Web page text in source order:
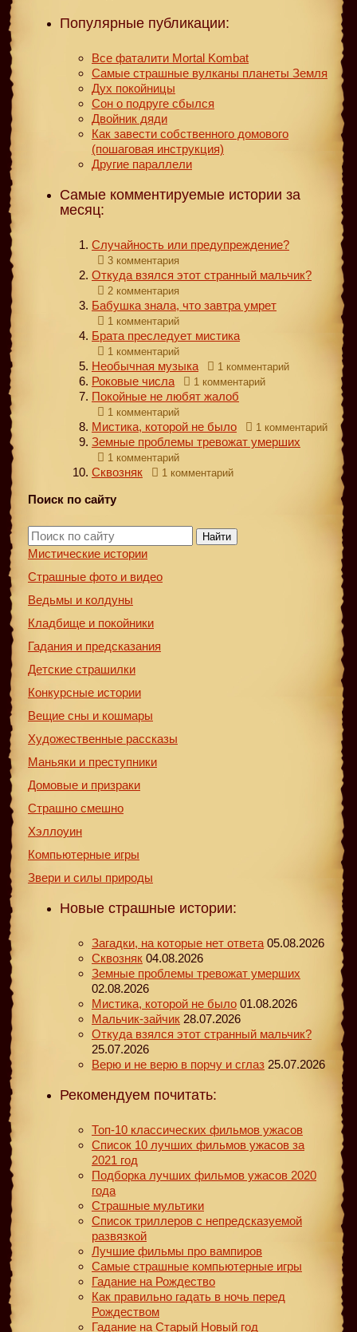
Популярные публикации:
Все фаталити Mortal Kombat
Самые страшные вулканы планеты Земля
Дух покойницы
Сон о подруге сбылся
Двойник дяди
Как завести собственного домового
(пошаговая инструкция)
Другие параллели
Самые комментируемые истории за
месяц:
Случайность или предупреждение?
3 комментария
Откуда взялся этот странный мальчик?
2 комментария
Бабушка знала, что завтра умрет
1 комментарий
Брата преследует мистика
1 комментарий
Необычная музыка 1 комментарий
Роковые числа 1 комментарий
Покойные не любят жалоб
1 комментарий
Мистика, которой не было 1 комментарий
Земные проблемы тревожат умерших
1 комментарий
Сквозняк 1 комментарий
Поиск по сайту
Найти
Мистические истории
Страшные фото и видео
Ведьмы и колдуны
Кладбище и покойники
Гадания и предсказания
Детские страшилки
Конкурсные истории
Вещие сны и кошмары
Художественные рассказы
Маньяки и преступники
Домовые и призраки
Страшно смешно
Хэллоуин
Компьютерные игры
Звери и силы природы
Новые страшные истории:
Загадки, на которые нет ответа 05.08.2026
Сквозняк 04.08.2026
Земные проблемы тревожат умерших
02.08.2026
Мистика, которой не было 01.08.2026
Мальчик-зайчик 28.07.2026
Откуда взялся этот странный мальчик?
25.07.2026
Верю и не верю в порчу и сглаз 25.07.2026
Рекомендуем почитать:
Топ-10 классических фильмов ужасов
Список 10 лучших фильмов ужасов за
2021 год
Подборка лучших фильмов ужасов 2020
года
Страшные мультики
Список триллеров с непредсказуемой
развязкой
Лучшие фильмы про вампиров
Самые страшные компьютерные игры
Гадание на Рождество
Как правильно гадать в ночь перед
Рождеством
Гадание на Старый Новый год